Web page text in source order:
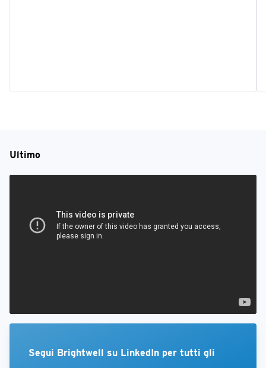
Ultimo
Segui Brightwell su LinkedIn per tutti gli